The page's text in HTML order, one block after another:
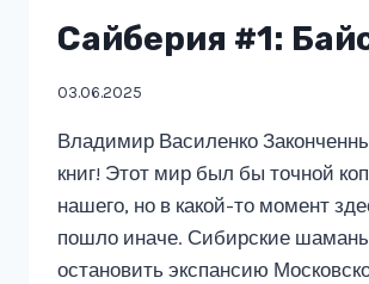
Сайберия #1:
03.06.2025
Владимир Василенко
книг! Этот мир был бы точной
нашего, но в какой-то момент
пошло иначе. Сибирские
остановить экспансию